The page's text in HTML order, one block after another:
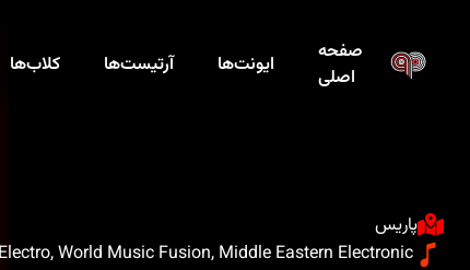
صفحه
اصلی
ایونت‌ها آرتیست‌ها کلاب‌ها
پاریس
World Music Fusion, Middle Eastern Electronic